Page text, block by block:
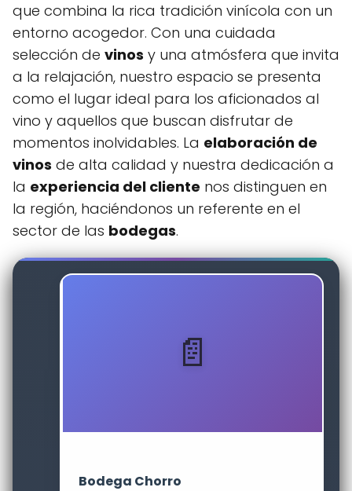
que combina la rica tradición vinícola con un
entorno acogedor. Con una cuidada
selección de vinos y una atmósfera que invita
a la relajación, nuestro espacio se presenta
como el lugar ideal para los aficionados al
vino y aquellos que buscan disfrutar de
momentos inolvidables. La elaboración de
vinos de alta calidad y nuestra dedicación a
la experiencia del cliente nos distinguen en
la región, haciéndonos un referente en el
sector de las bodegas.
Bodega Chorro